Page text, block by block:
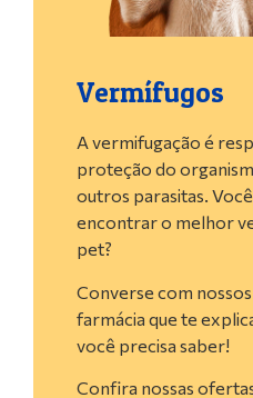
Vermífugos
A vermifugação é
proteção do
outros parasitas.
encontrar o melhor
pet?
Converse com
farmácia que te
você precisa saber!
Confira nossas